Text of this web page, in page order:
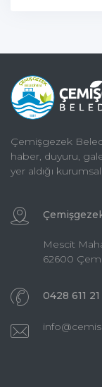
Çemişgezek
haber, duyuru,
yer aldığı
Mescit
62600
0428 611